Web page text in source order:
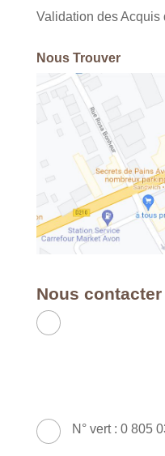
Validation des Acquis
Nous Trouver
Nous contacter
49 Avenue
N° vert : 0 805